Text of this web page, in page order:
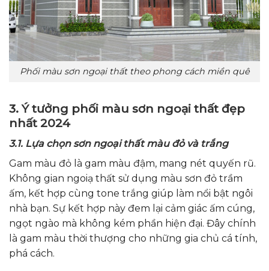
Phối màu sơn ngoại thất theo phong cách miền quê
3. Ý tưởng phối màu sơn ngoại thất đẹp
nhất 2024
3.1. Lựa chọn sơn ngoại thất màu đỏ và trắng
Gam màu đỏ là gam màu đậm, mang nét quyến rũ.
Không gian ngoiạ thất sử dụng màu sơn đỏ trầm
ấm, kết hợp cùng tone trắng giúp làm nổi bật ngôi
nhà bạn. Sự kết hợp này đem lại cảm giác ấm cúng,
ngọt ngào mà không kém phần hiện đại. Đây chính
là gam màu thời thượng cho những gia chủ cá tính,
phá cách.